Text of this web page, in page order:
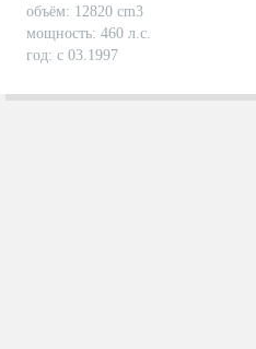
объём: 12820 cm3
мощность: 460 л.с.
год: с 03.1997